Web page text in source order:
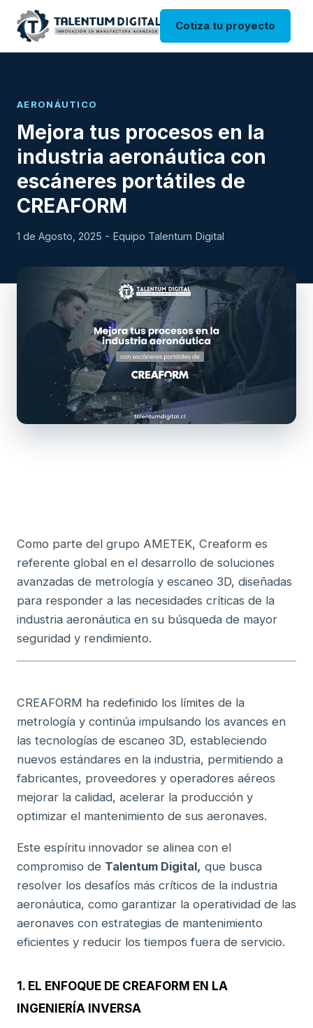
Cotiza tu proyecto
AERONÁUTICO
Mejora tus procesos en la
industria aeronáutica con
escáneres portátiles de
CREAFORM
1 de Agosto, 2025 - Equipo Talentum Digital
Como parte del grupo AMETEK, Creaform es
referente global en el desarrollo de soluciones
avanzadas de metrología y escaneo 3D, diseñadas
para responder a las necesidades críticas de la
industria aeronáutica en su búsqueda de mayor
seguridad y rendimiento.
CREAFORM ha redefinido los límites de la
metrología y continúa impulsando los avances en
las tecnologías de escaneo 3D, estableciendo
nuevos estándares en la industria, permitiendo a
fabricantes, proveedores y operadores aéreos
mejorar la calidad, acelerar la producción y
optimizar el mantenimiento de sus aeronaves.
Este espíritu innovador se alinea con el
compromiso de Talentum Digital, que busca
resolver los desafíos más críticos de la industria
aeronáutica, como garantizar la operatividad de las
aeronaves con estrategias de mantenimiento
eficientes y reducir los tiempos fuera de servicio.
1. EL ENFOQUE DE CREAFORM EN LA
INGENIERÍA INVERSA